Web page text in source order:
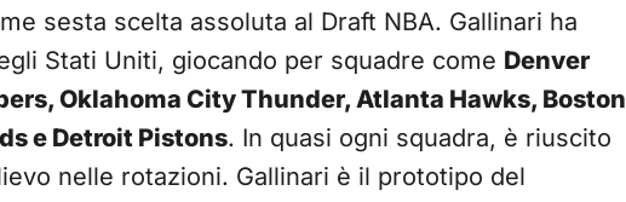
sesta scelta assoluta al Draft NBA. Gallinari ha
Stati Uniti, giocando per squadre come Denver
Oklahoma City Thunder, Atlanta Hawks, Boston
e Detroit Pistons. In quasi ogni squadra, è riuscito
nelle rotazioni. Gallinari è il prototipo del